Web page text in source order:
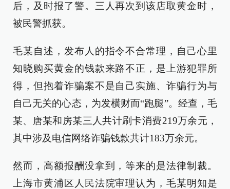
后，及时报了警。三人再次到该店取黄金时，
被民警抓获。
毛某自述，发布人的指令不合常理，自己心里
知晓购买黄金的钱款来路不正，是上游犯罪所
得，但抱着诈骗案不是自己实施、诈骗行为与
自己无关的心态，为发横财而“跑腿”。经查，毛
某、唐某和房某三人共计刷卡消费219万余元，
其中涉及电信网络诈骗钱款共计183万余元。
然而，高额报酬没拿到，等来的是法律制裁。
上海市黄浦区人民法院审理认为，毛某明知是